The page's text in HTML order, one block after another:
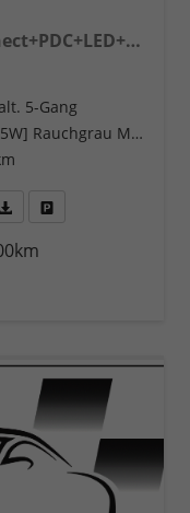
1.0 MPI Sitzheizung+AppConnect+PDC+LED+Touch+Lichtsensor+MultiLenkrad
5-Gang
[5W5W] Rauchgrau Metallic
Datei,